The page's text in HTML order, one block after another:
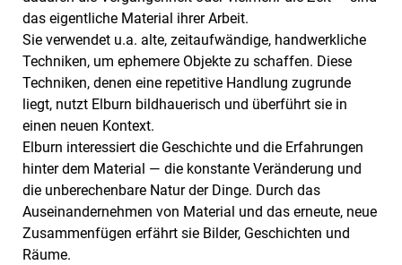
das eigentliche Material ihrer Arbeit.
Sie verwendet u.a. alte, zeitaufwändige, handwerkliche
Techniken, um ephemere Objekte zu schaffen. Diese
Techniken, denen eine repetitive Handlung zugrunde
liegt, nutzt Elburn bildhauerisch und überführt sie in
einen neuen Kontext.
Elburn interessiert die Geschichte und die Erfahrungen
hinter dem Material — die konstante Veränderung und
die unberechenbare Natur der Dinge. Durch das
Auseinandernehmen von Material und das erneute, neue
Zusammenfügen erfährt sie Bilder, Geschichten und
Räume.